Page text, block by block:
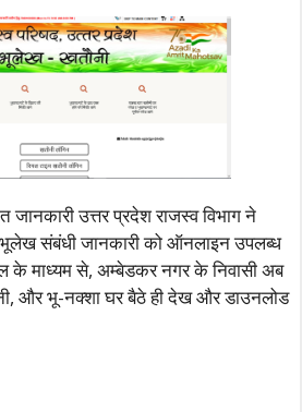
उत्तर प्रदेश राजस्व विभाग ने
भूलेख संबंधी जानकारी को ऑनलाइन उपलब्ध
के माध्यम से, अम्बेडकर नगर के निवासी अब
और भू-नक्शा घर बैठे ही देख और डाउनलोड